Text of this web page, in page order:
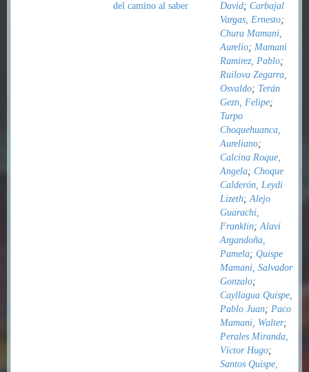
del camino al saber
David; Carbajal
Vargas, Ernesto;
Chura Mamani,
Aurelio; Mamani
Ramirez, Pablo;
Ruilova Zegarra,
Osvaldo; Terán
Gezn, Felipe;
Turpo
Choquehuanca,
Aureliano;
Calcina Roque,
Angela; Choque
Calderón, Leydi
Lizeth;Alejo
Guarachi,
Franklin;Alavi
Argandoña,
Pamela; Quispe
Mamani, Salvador
Gonzalo;
Cayllagua Quispe,
Pablo Juan; Paco
Mamani, Walter;
Perales Miranda,
Víctor Hugo;
Santos Quispe,